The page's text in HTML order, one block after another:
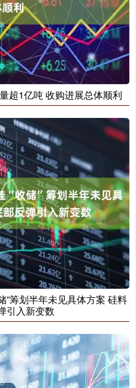
超1亿吨 收购进展总体顺利
”筹划半年未见具体方案 硅料
引入新变数